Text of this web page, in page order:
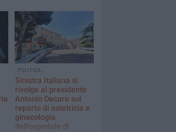
POLITICA
Sinistra Italiana si
rivolge al presidente
Antonio Decaro sul
reparto di ostetricia e
ginecologia
dell'ospedale di